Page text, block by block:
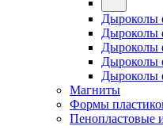
Дыроколы
Дыроколы
Дыроколы
Дыроколы
Дыроколы
Магниты
Формы
Пенопластовые